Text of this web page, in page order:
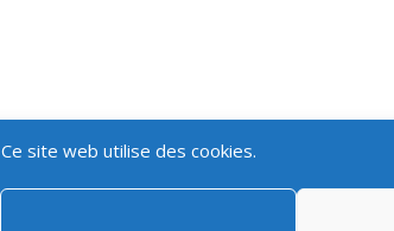
Ce site web utilise des cookies.
Paiement sécurisé – Livraison Mon